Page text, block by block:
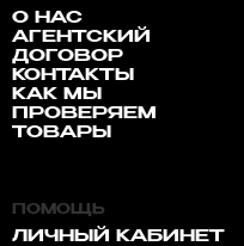
О НАС
АГЕНТСКИЙ
ДОГОВОР
КОНТАКТЫ
КАК МЫ
ПРОВЕРЯЕМ
ТОВАРЫ
ПОМОЩЬ
ЛИЧНЫЙ КАБИНЕТ